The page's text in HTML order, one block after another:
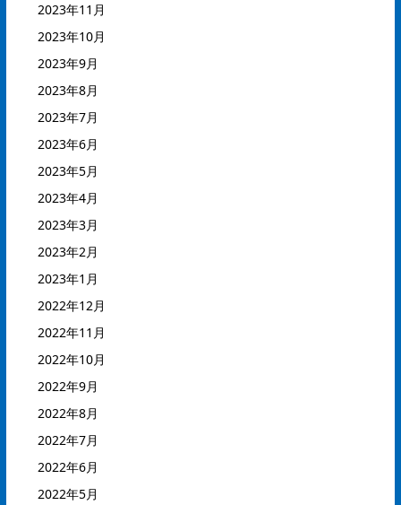
2023年11月
2023年10月
2023年9月
2023年8月
2023年7月
2023年6月
2023年5月
2023年4月
2023年3月
2023年2月
2023年1月
2022年12月
2022年11月
2022年10月
2022年9月
2022年8月
2022年7月
2022年6月
2022年5月